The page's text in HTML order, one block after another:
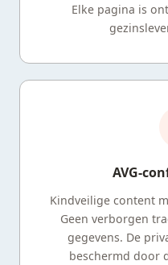
Elke pagina is
AVG-
Kindveilige content
Geen verborgen
gegevens. De
beschermd door